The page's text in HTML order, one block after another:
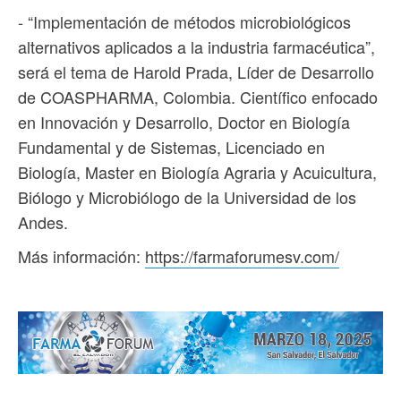
- “Implementación de métodos microbiológicos
alternativos aplicados a la industria farmacéutica”,
será el tema de Harold Prada, Líder de Desarrollo
de COASPHARMA, Colombia. Científico enfocado
en Innovación y Desarrollo, Doctor en Biología
Fundamental y de Sistemas, Licenciado en
Biología, Master en Biología Agraria y Acuicultura,
Biólogo y Microbiólogo de la Universidad de los
Andes.
Más información: https://farmaforumesv.com/